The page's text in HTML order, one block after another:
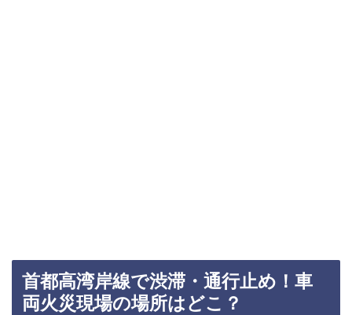
首都高湾岸線で渋滞・通行止め！車
両火災現場の場所はどこ？